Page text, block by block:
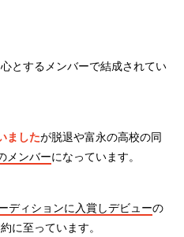
とするメンバーで結成されてい
ましたが脱退や富永の高校の同
メンバーになっています。
ディションに入賞しデビューの
に至っています。